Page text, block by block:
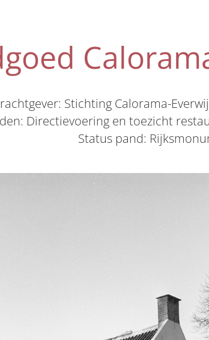
Stichting Calorama-
Directievoering en toezicht
Status pand: